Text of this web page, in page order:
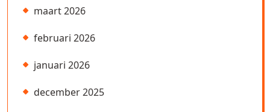
maart 2026
februari 2026
januari 2026
december 2025